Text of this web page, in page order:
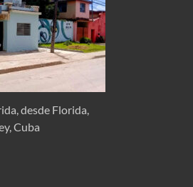
desde Florida,
Cuba